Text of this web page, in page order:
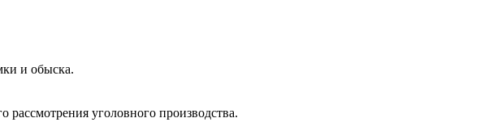
и обыска.
рассмотрения уголовного производства.